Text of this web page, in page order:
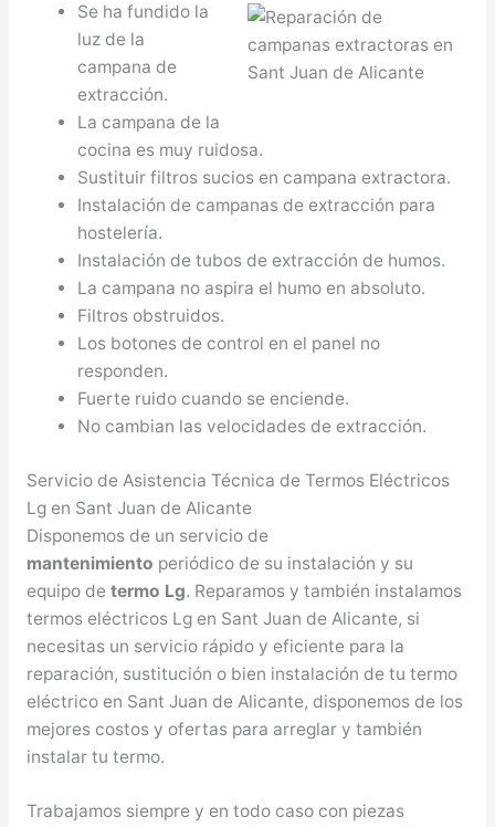
Se ha fundido la
luz de la
campana de
extracción.
La campana de la
cocina es muy ruidosa.
Sustituir filtros sucios en campana extractora.
Instalación de campanas de extracción para
hostelería.
Instalación de tubos de extracción de humos.
La campana no aspira el humo en absoluto.
Filtros obstruidos.
Los botones de control en el panel no
responden.
Fuerte ruido cuando se enciende.
No cambian las velocidades de extracción.
Servicio de Asistencia Técnica de Termos Eléctricos
Lg en Sant Juan de Alicante
Disponemos de un servicio de
mantenimiento periódico de su instalación y su
equipo de termo Lg. Reparamos y también instalamos
termos eléctricos Lg en Sant Juan de Alicante, si
necesitas un servicio rápido y eficiente para la
reparación, sustitución o bien instalación de tu termo
eléctrico en Sant Juan de Alicante, disponemos de los
mejores costos y ofertas para arreglar y también
instalar tu termo.
Trabajamos siempre y en todo caso con piezas